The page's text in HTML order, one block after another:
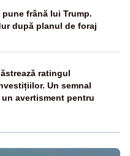
frână lui Trump.
după planul de foraj
ratingul
Un semnal
avertisment pentru